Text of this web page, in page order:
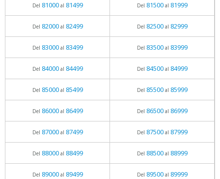
Del 81000al 81499 Del 81500al 81999
Del 82000al 82499 Del 82500al 82999
Del 83000al 83499 Del 83500al 83999
Del 84000al 84499 Del 84500al 84999
Del 85000al 85499 Del 85500al 85999
Del 86000al 86499 Del 86500al 86999
Del 87000al 87499 Del 87500al 87999
Del 88000al 88499 Del 88500al 88999
Del 89000al 89499 Del 89500al 89999